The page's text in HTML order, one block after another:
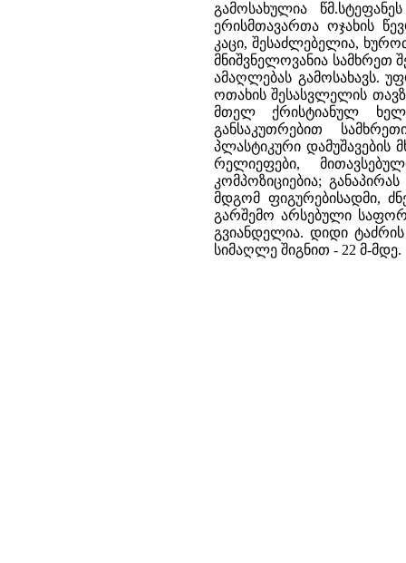
გამოსახულია
ერისმთავართა ოჯახის
კაცი, შესაძლებელია,
მნიშვნელოვანია
ამაღლებას გამოსახავს.
ოთახის შესასვლელის
მთელ ქრისტიანულ
განსაკუთრებით
პლასტიკური დამუშავების
რელიეფები,
კომპოზიციებია;
მდგომ ფიგურებისადმი,
გარშემო არსებული
გვიანდელია. დიდი
სიმაღლე შიგნით - 22 მ-მდე.